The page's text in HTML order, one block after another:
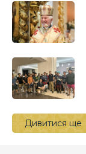
Дивитися ще